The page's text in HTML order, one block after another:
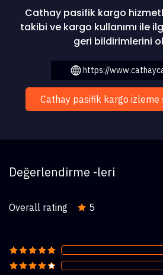
Cathay pasifik kargo
takibi ve kargo kullanımı ile
geri bildirimlerini
https://
Cathay pasifik kargo izleme
Değerlendirme -leri
Overall rating 5